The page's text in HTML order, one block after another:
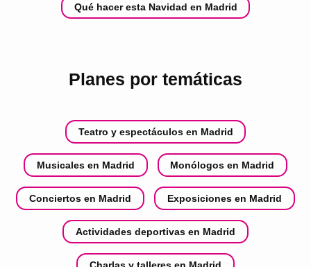
Qué hacer esta Navidad en Madrid
Planes por temáticas
Teatro y espectáculos en Madrid
Musicales en Madrid Monólogos en Madrid
Conciertos en Madrid Exposiciones en Madrid
Actividades deportivas en Madrid